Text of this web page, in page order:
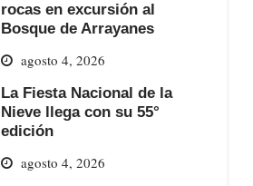
rocas en excursión al
Bosque de Arrayanes
agosto 4, 2026
La Fiesta Nacional de la
Nieve llega con su 55°
edición
agosto 4, 2026